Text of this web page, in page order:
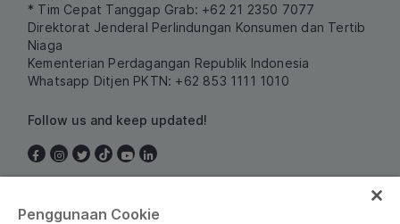
* Tim Cepat Tanggap Grab: +62 21 2350 7077
Direktorat Jenderal Perlindungan Konsumen dan Tertib
Niaga
Kementerian Perdagangan Republik Indonesia
Whatsapp Ditjen PKTN: +62 853 1111 1010
Follow us and keep updated!
Penggunaan Cookie